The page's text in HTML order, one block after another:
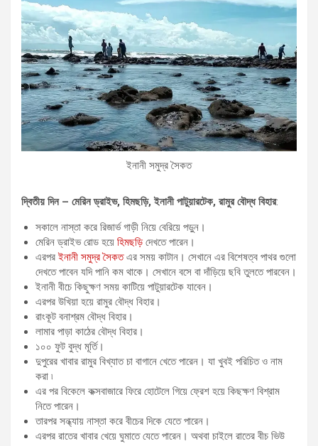
ইনানী সমুদ্র সৈকত
দ্বিতীয় দিন – মেরিন ড্রাইভ, হিমছড়ি, ইনানী পাটুয়ারটেক, রামুর বৌদ্ধ বিহার:
সকালে নাস্তা করে রিজার্ভ গাড়ী নিয়ে বেরিয়ে পড়ুন।
মেরিন ড্রাইভ রোড হয়ে হিমছড়ি দেখতে পারেন।
এরপরইনানী সমুদ্র সৈকতএর সময় কাটান। সেখানে এর বিশেষত্ব পাথর গুলো
দেখতে পাবেন যদি পানি কম থাকে। সেখানে বসে বা দাঁড়িয়ে ছবি তুলতে পারবেন।
ইনানী বীচে কিছুক্ষণ সময় কাটিয়ে পাটুয়ারটেক যাবেন।
এরপর উখিয়া হয়ে রামুর বৌদ্ধ বিহার।
রাংকূট বনাশ্রম বৌদ্ধ বিহার।
লামার পাড়া কাঠের বৌদ্ধ বিহার।
১০০ ফুট বুদ্ধ মূর্তি।
দুপুরের খাবার রামুর বিখ্যাত চা বাগানে খেতে পারেন। যা খুবই পরিচিত ও নাম
করা ৷
এর পর বিকেলে কক্সবাজারে ফিরে হোটেলে গিয়ে ফ্রেশ হয়ে কিছক্ষণ বিশ্রাম
নিতে পারেন।
তারপর সন্ধ্যায় নাস্তা করে বীচের দিকে যেতে পারেন।
এরপর রাতের খাবার খেয়ে ঘুমাতে যেতে পারেন। অথবা চাইলে রাতের বীচ ভিউ